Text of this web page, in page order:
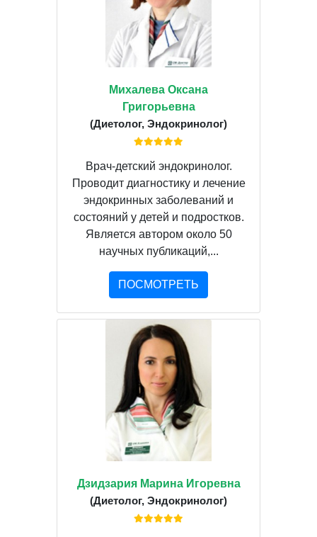
Михалева Оксана
Григорьевна
(Диетолог, Эндокринолог)
Врач-детский эндокринолог.
Проводит диагностику и лечение
эндокринных заболеваний и
состояний у детей и подростков.
Является автором около 50
научных публикаций,...
ПОСМОТРЕТЬ
Дзидзария Марина Игоревна
(Диетолог, Эндокринолог)